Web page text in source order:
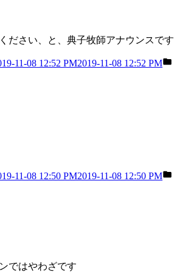
ださい、と、典子牧師アナウンスです
11-08 12:52 PM2019-11-08 12:52 PM
11-08 12:50 PM2019-11-08 12:50 PM
ではやわざです